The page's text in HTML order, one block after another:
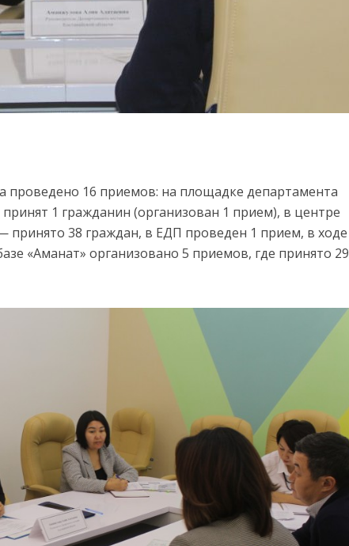
проведено 16 приемов: на площадке департамента
1 гражданин (организован 1 прием), в центре
38 граждан, в ЕДП проведен 1 прием, в ходе
«Аманат» организовано 5 приемов, где принято 29